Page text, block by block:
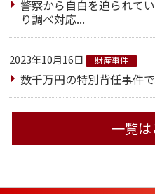
警察から自白を迫られて
り調べ対応...
2023年10月16日 財産事件
数千万円の特別背任事件
一覧